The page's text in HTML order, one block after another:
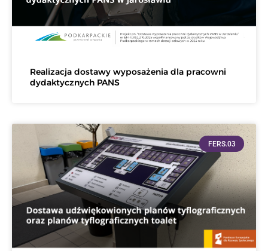
Realizacja dostawy wyposażenia dla pracowni
dydaktycznych PANS
FERS.03